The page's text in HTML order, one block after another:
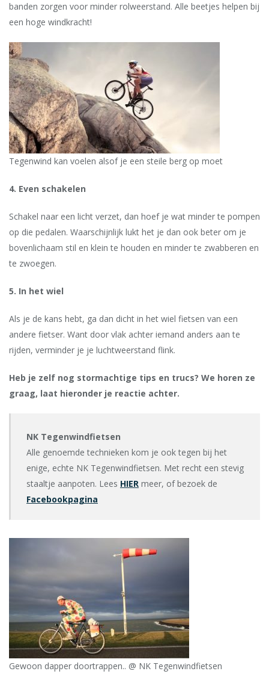
banden zorgen voor minder rolweerstand. Alle beetjes helpen bij
een hoge windkracht!
Tegenwind kan voelen alsof je een steile berg op moet
4. Even schakelen
Schakel naar een licht verzet, dan hoef je wat minder te pompen
op die pedalen. Waarschijnlijk lukt het je dan ook beter om je
bovenlichaam stil en klein te houden en minder te zwabberen en
te zwoegen.
5. In het wiel
Als je de kans hebt, ga dan dicht in het wiel fietsen van een
andere fietser. Want door vlak achter iemand anders aan te
rijden, verminder je je luchtweerstand flink.
Heb je zelf nog stormachtige tips en trucs? We horen ze
graag, laat hieronder je reactie achter.
NK Tegenwindfietsen
Alle genoemde technieken kom je ook tegen bij het
enige, echte NK Tegenwindfietsen. Met recht een stevig
staaltje aanpoten. Lees HIER meer, of bezoek de
Facebookpagina
Gewoon dapper doortrappen.. @ NK Tegenwindfietsen